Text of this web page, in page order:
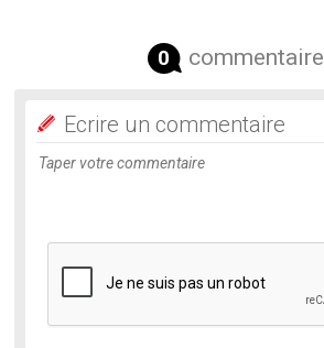
0 commentaire
Ecrire un commentaire